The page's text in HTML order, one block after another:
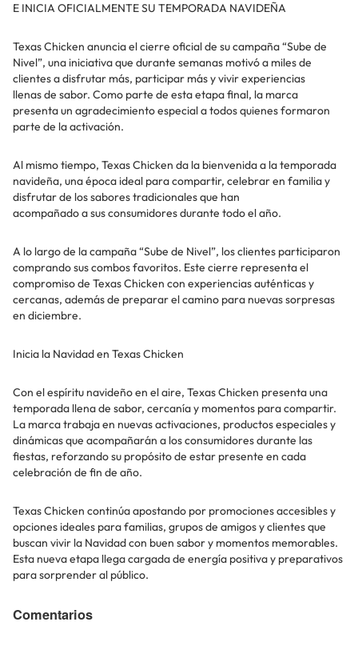
E INICIA OFICIALMENTE SU TEMPORADA NAVIDEÑA
Texas Chicken anuncia el cierre oficial de su campaña “Sube de
Nivel”, una iniciativa que durante semanas motivó a miles de
clientes a disfrutar más, participar más y vivir experiencias
llenas de sabor. Como parte de esta etapa final, la marca
presenta un agradecimiento especial a todos quienes formaron
parte de la activación.
Al mismo tiempo, Texas Chicken da la bienvenida a la temporada
navideña, una época ideal para compartir, celebrar en familia y
disfrutar de los sabores tradicionales que han
acompañado a sus consumidores durante todo el año.
A lo largo de la campaña “Sube de Nivel”, los clientes participaron
comprando sus combos favoritos. Este cierre representa el
compromiso de Texas Chicken con experiencias auténticas y
cercanas, además de preparar el camino para nuevas sorpresas
en diciembre.
Inicia la Navidad en Texas Chicken
Con el espíritu navideño en el aire, Texas Chicken presenta una
temporada llena de sabor, cercanía y momentos para compartir.
La marca trabaja en nuevas activaciones, productos especiales y
dinámicas que acompañarán a los consumidores durante las
fiestas, reforzando su propósito de estar presente en cada
celebración de fin de año.
Texas Chicken continúa apostando por promociones accesibles y
opciones ideales para familias, grupos de amigos y clientes que
buscan vivir la Navidad con buen sabor y momentos memorables.
Esta nueva etapa llega cargada de energía positiva y preparativos
para sorprender al público.
Comentarios